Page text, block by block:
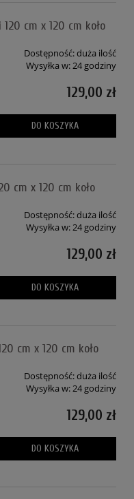
cm x 120 cm koło
Dostępność:duża ilość
Wysyłka w:24 godziny
129,00 zł
DO KOSZYKA
cm x 120 cm koło
Dostępność:duża ilość
Wysyłka w: 24 godziny
129,00 zł
DO KOSZYKA
cm x 120 cm koło
Dostępność:duża ilość
Wysyłka w:24 godziny
129,00 zł
DO KOSZYKA